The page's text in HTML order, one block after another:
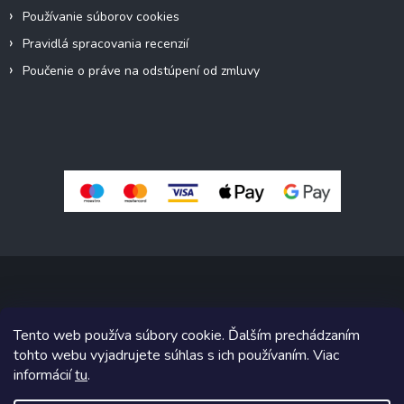
Tento web používa súbory cookie. Ďalším prechádzaním
tohto webu vyjadrujete súhlas s ich používaním. Viac
informáciítu.
Používanie súborov cookies
Pravidlá spracovania recenzií
Poučenie o práve na odstúpení od zmluvy
Copyright 2026 Pivné sety, stoly, lavice . Všetky práva vyhradené.
Upraviť nastavenie cookies
Grafický návrh vytvoril a na Shoptet implementoval
Shoptetak.cz.